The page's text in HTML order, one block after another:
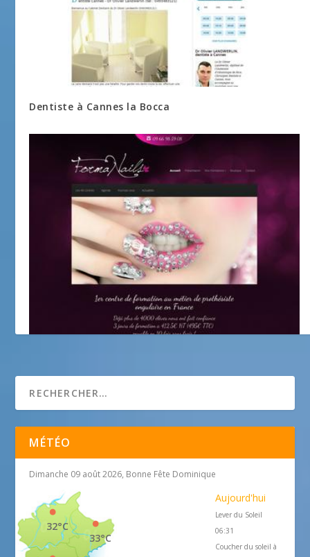
Dentiste à Cannes la Bocca
MÉTÉO
Dimanche 09 août 2026, Bonne Fête Dominique
33°C
32°C
Aujourd'hui
Lever du Soleil
06:31
Coucher du soleil à